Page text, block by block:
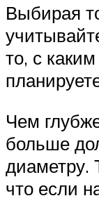
Выбирая
то, с
Чем
больше
диаметру.
что если